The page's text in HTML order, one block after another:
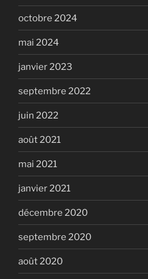
octobre 2024
mai 2024
janvier 2023
septembre 2022
juin 2022
août 2021
mai 2021
janvier 2021
décembre 2020
septembre 2020
août 2020